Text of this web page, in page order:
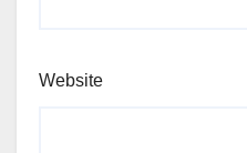
Website